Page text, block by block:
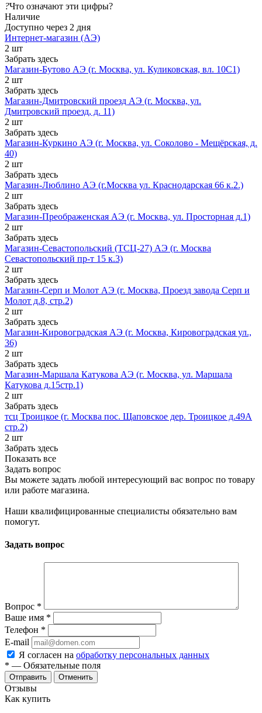
?Что означают эти цифры?
Наличие
Доступно через 2 дня
Интернет-магазин (АЭ)
2 шт
Забрать здесь
Магазин-Бутово АЭ (г. Москва, ул. Куликовская, вл. 10С1)
2 шт
Забрать здесь
Магазин-Дмитровский проезд АЭ (г. Москва, ул.
Дмитровский проезд, д. 11)
2 шт
Забрать здесь
Магазин-Куркино АЭ (г. Москва, ул. Соколово - Мещёрская, д.
40)
2 шт
Забрать здесь
Магазин-Люблино АЭ (г.Москва ул. Краснодарская 66 к.2.)
2 шт
Забрать здесь
Магазин-Преображенская АЭ (г. Москва, ул. Просторная д.1)
2 шт
Забрать здесь
Магазин-Севастопольский (ТСЦ-27) АЭ (г. Москва
Севастопольский пр-т 15 к.3)
2 шт
Забрать здесь
Магазин-Серп и Молот АЭ (г. Москва, Проезд завода Серп и
Молот д.8, стр.2)
2 шт
Забрать здесь
Магазин-Кировоградская АЭ (г. Москва, Кировоградская ул.,
36)
2 шт
Забрать здесь
Магазин-Маршала Катукова АЭ (г. Москва, ул. Маршала
Катукова д.15стр.1)
2 шт
Забрать здесь
тсц Троицкое (г. Москва пос. Щаповское дер. Троицкое д.49А
стр.2)
2 шт
Забрать здесь
Показать все
Задать вопрос
Вы можете задать любой интересующий вас вопрос по товару
или работе магазина.
Наши квалифицированные специалисты обязательно вам
помогут.
Задать вопрос
Вопрос *
Ваше имя *
Телефон *
E-mail
Я согласен на обработку персональных данных
* — Обязательные поля
Отменить
Отзывы
Как купить